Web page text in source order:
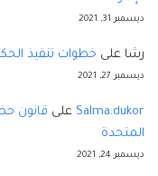
ديسمبر 31, 2021
رشا على خطوات تنفيذ الحكم
ديسمبر 27, 2021
Salma.dukor على قانون
المتحدة
ديسمبر 24, 2021